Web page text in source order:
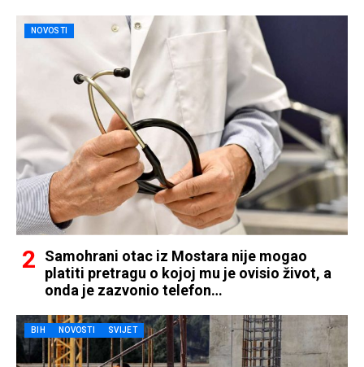
NOVOSTI
Samohrani otac iz Mostara nije mogao
platiti pretragu o kojoj mu je ovisio život, a
onda je zazvonio telefon…
BIH NOVOSTI SVIJET